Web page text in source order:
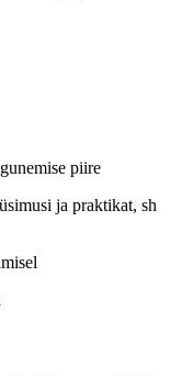
piire
ja praktikat, sh